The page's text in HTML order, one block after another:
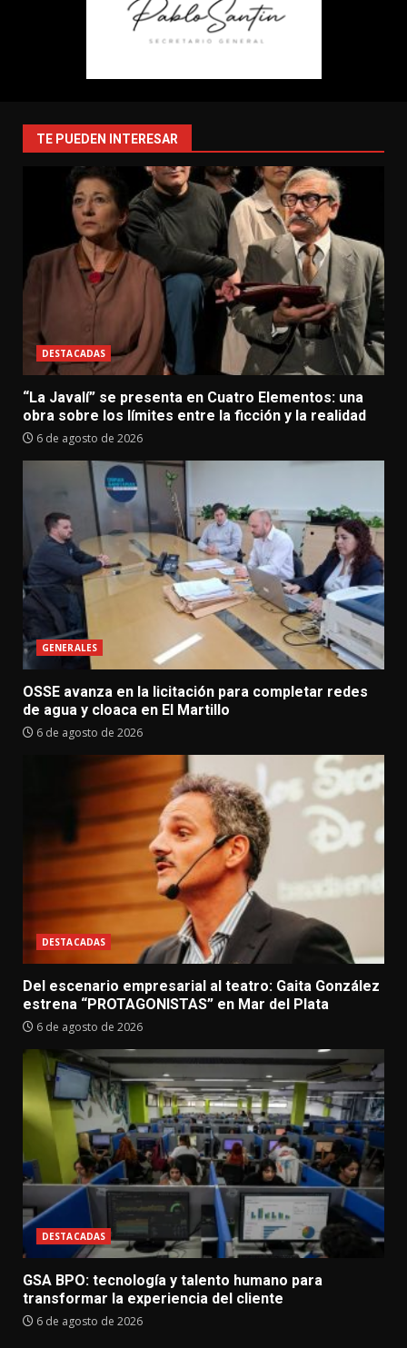
TE PUEDEN INTERESAR
DESTACADAS
“La Javalí” se presenta en Cuatro Elementos: una
obra sobre los límites entre la ficción y la realidad
6 de agosto de 2026
GENERALES
OSSE avanza en la licitación para completar redes
de agua y cloaca en El Martillo
6 de agosto de 2026
DESTACADAS
Del escenario empresarial al teatro: Gaita González
estrena “PROTAGONISTAS” en Mar del Plata
6 de agosto de 2026
DESTACADAS
GSA BPO: tecnología y talento humano para
transformar la experiencia del cliente
6 de agosto de 2026